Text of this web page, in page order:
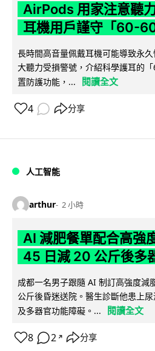
AirPods 用家注意聽
耳機用戶謹守「60-
長時間高音量佩戴耳機可能導致永
大聽力受損警號，介紹科學護耳的
置防護功能，...
閱讀全文
4 分享
人工智能
arthur 2 小時
AI 減肥餐單配合高
45 日減 20 公斤後多
成都一名男子跟隨 AI 制訂高強度減
公斤後昏迷送院。醫生診斷他患上
及多器官功能障礙。...
閱讀全文
8 2 ↗ 分享